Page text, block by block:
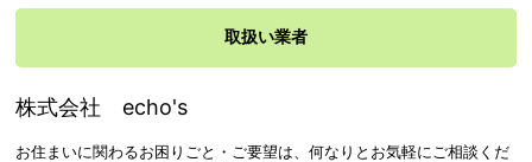
取扱い業者
株式会社 echo's
お住まいに関わるお困りごと・ご要望は、何なりとお気軽にご相談くだ